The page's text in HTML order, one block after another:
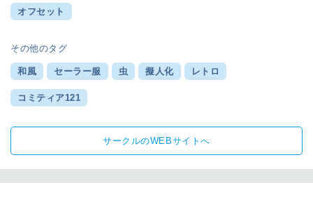
オフセット
その他のタグ
和風 セーラー服 虫 擬人化 レトロ
コミティア121
サークルのWEBサイトへ